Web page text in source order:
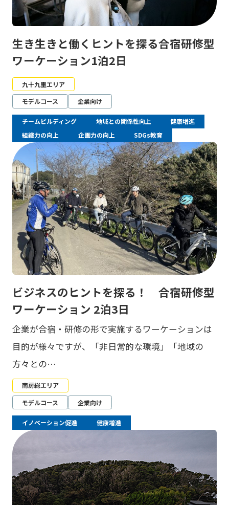
生き生きと働くヒントを探る合宿研修型
ワーケーション1泊2日
九十九里エリア
モデルコース
企業向け
チームビルディング 地域との関係性向上
健康増進
組織力の向上
企画力の向上 SDGs教育
ビジネスのヒントを探る！ 合宿研修型
ワーケーション 2泊3日
企業が合宿・研修の形で実施するワーケーションは
目的が様々ですが、「非日常的な環境」「地域の
方々との…
南房総エリア
モデルコース
企業向け
イノベーション促進 健康増進